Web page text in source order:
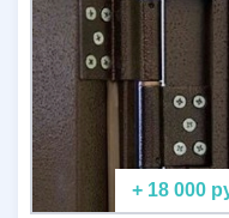
+ 18 000